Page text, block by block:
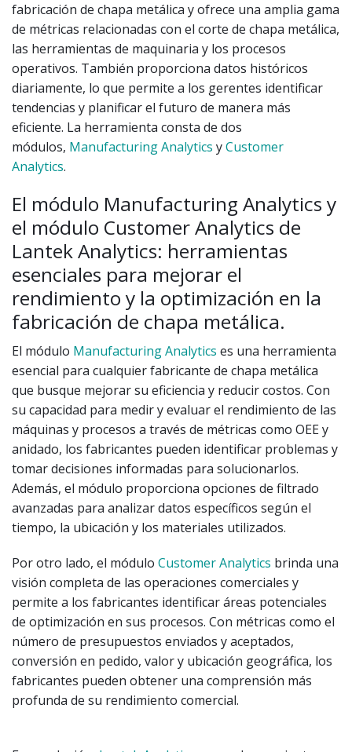
fabricación de chapa metálica y ofrece una amplia gama
de métricas relacionadas con el corte de chapa metálica,
las herramientas de maquinaria y los procesos
operativos. También proporciona datos históricos
diariamente, lo que permite a los gerentes identificar
tendencias y planificar el futuro de manera más
eficiente. La herramienta consta de dos
módulos, Manufacturing Analytics yCustomer
Analytics.
El módulo Manufacturing Analytics y
el módulo Customer Analytics de
Lantek Analytics: herramientas
esenciales para mejorar el
rendimiento y la optimización en la
fabricación de chapa metálica.
El módulo Manufacturing Analytics es una herramienta
esencial para cualquier fabricante de chapa metálica
que busque mejorar su eficiencia y reducir costos. Con
su capacidad para medir y evaluar el rendimiento de las
máquinas y procesos a través de métricas como OEE y
anidado, los fabricantes pueden identificar problemas y
tomar decisiones informadas para solucionarlos.
Además, el módulo proporciona opciones de filtrado
avanzadas para analizar datos específicos según el
tiempo, la ubicación y los materiales utilizados.
Por otro lado, el módulo Customer Analytics brinda una
visión completa de las operaciones comerciales y
permite a los fabricantes identificar áreas potenciales
de optimización en sus procesos. Con métricas como el
número de presupuestos enviados y aceptados,
conversión en pedido, valor y ubicación geográfica, los
fabricantes pueden obtener una comprensión más
profunda de su rendimiento comercial.